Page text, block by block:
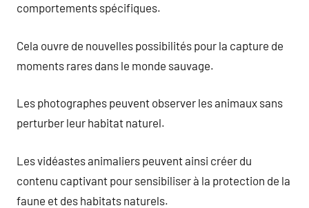
comportements spécifiques.
Cela ouvre de nouvelles possibilités pour la capture de
moments rares dans le monde sauvage.
Les photographes peuvent observer les animaux sans
perturber leur habitat naturel.
Les vidéastes animaliers peuvent ainsi créer du
contenu captivant pour sensibiliser à la protection de la
faune et des habitats naturels.